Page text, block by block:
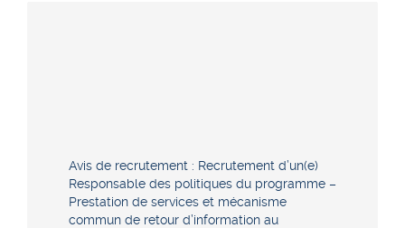
Avis de recrutement : Recrutement d’un(e)
Responsable des politiques du programme –
Prestation de services et mécanisme
commun de retour d’information au